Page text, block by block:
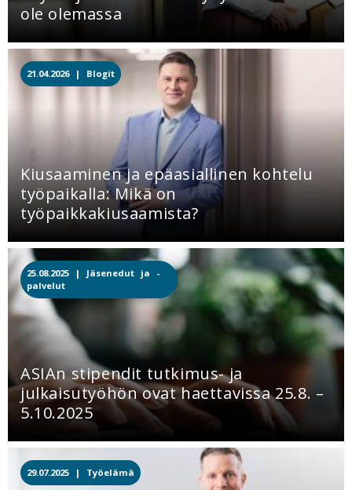
ole olemassa
21.04.2026 | Blogit
Kiusaaminen ja epäasiallinen kohtelu
työpaikalla: Mikä on
työpaikkakiusaamista?
25.08.2025 | Jäsenedut ja -
palvelut
ASIAn stipendit tutkimus- ja
julkaisutyöhön ovat haettavissa 25.8. –
5.10.2025
29.07.2025 | Työelämä